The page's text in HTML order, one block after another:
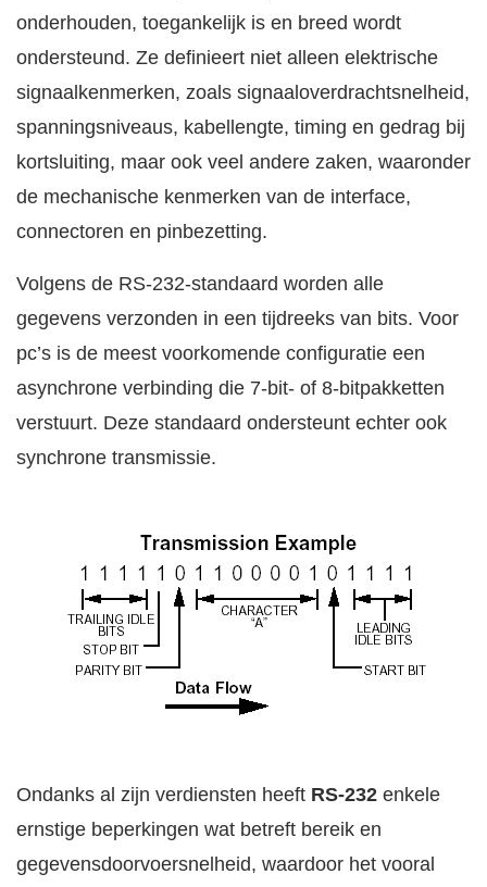
onderhouden, toegankelijk is en breed wordt
ondersteund. Ze definieert niet alleen elektrische
signaalkenmerken, zoals signaaloverdrachtsnelheid,
spanningsniveaus, kabellengte, timing en gedrag bij
kortsluiting, maar ook veel andere zaken, waaronder
de mechanische kenmerken van de interface,
connectoren en pinbezetting.
Volgens de RS-232-standaard worden alle
gegevens verzonden in een tijdreeks van bits. Voor
pc’s is de meest voorkomende configuratie een
asynchrone verbinding die 7-bit- of 8-bitpakketten
verstuurt. Deze standaard ondersteunt echter ook
synchrone transmissie.
Ondanks al zijn verdiensten heeft RS-232 enkele
ernstige beperkingen wat betreft bereik en
gegevensdoorvoersnelheid, waardoor het vooral